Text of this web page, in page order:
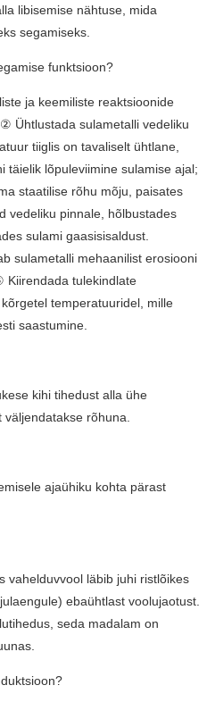
libisemise nähtuse, mida
segamiseks.
funktsioon?
ja keemiliste reaktsioonide
Ühtlustada sulametalli vedeliku
tiiglis on tavaliselt ühtlane,
täielik lõpuleviimine sulamise ajal;
staatilise rõhu mõju, paisates
vedeliku pinnale, hõlbustades
sulami gaasisisaldust.
sulametalli mehaanilist erosiooni
Kiirendada tulekindlate
temperatuuridel, mille
saastumine.
kihi tihedust alla ühe
rõhuna.
ajaühiku kohta pärast
vahelduvvool läbib juhi ristlõikes
ebaühtlast voolujaotust.
seda madalam on